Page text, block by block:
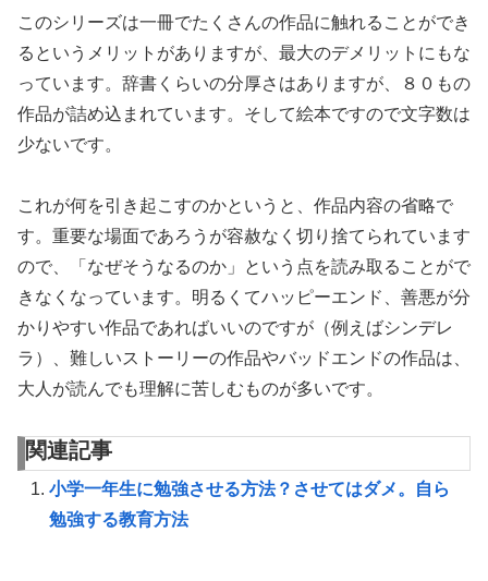
このシリーズは一冊でたくさんの作品に触れることができ
るというメリットがありますが、最大のデメリットにもな
っています。辞書くらいの分厚さはありますが、８０もの
作品が詰め込まれています。そして絵本ですので文字数は
少ないです。
これが何を引き起こすのかというと、作品内容の省略で
す。重要な場面であろうが容赦なく切り捨てられています
ので、「なぜそうなるのか」という点を読み取ることがで
きなくなっています。明るくてハッピーエンド、善悪が分
かりやすい作品であればいいのですが（例えばシンデレ
ラ）、難しいストーリーの作品やバッドエンドの作品は、
大人が読んでも理解に苦しむものが多いです。
関連記事
小学一年生に勉強させる方法？させてはダメ。自ら
勉強する教育方法